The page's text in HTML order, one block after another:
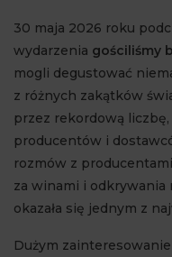
30 maja 2026 roku
wydarzenia gościliśmy
mogli degustować
z różnych zakątków
przez rekordową
producentów i
rozmów z
za winami i
okazała się jednym z
Dużym